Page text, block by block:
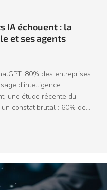
IA échouent : la
et ses agents
80% des entreprises
d’intelligence
une étude récente du
constat brutal : 60% de...